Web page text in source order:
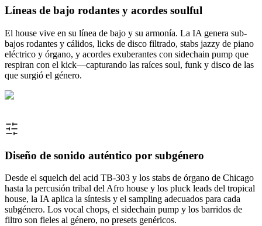
Líneas de bajo rodantes y acordes soulful
El house vive en su línea de bajo y su armonía. La IA genera sub-
bajos rodantes y cálidos, licks de disco filtrado, stabs jazzy de piano
eléctrico y órgano, y acordes exuberantes con sidechain pump que
respiran con el kick—capturando las raíces soul, funk y disco de las
que surgió el género.
Diseño de sonido auténtico por subgénero
Desde el squelch del acid TB-303 y los stabs de órgano de Chicago
hasta la percusión tribal del Afro house y los pluck leads del tropical
house, la IA aplica la síntesis y el sampling adecuados para cada
subgénero. Los vocal chops, el sidechain pump y los barridos de
filtro son fieles al género, no presets genéricos.